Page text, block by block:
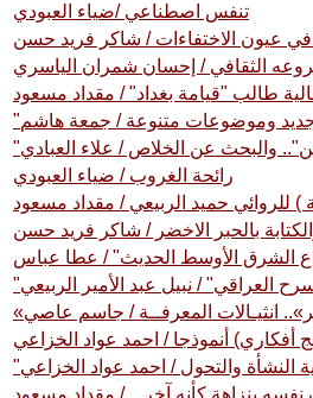
تنفس اصطناعي /ضياء العبودي
في عيون الاختفاءات / شاكر فريد حسن
الثقافي / إحسان شمران الياسري
طالب "قيامة بغداد" / مقداد مسعود
جديد وموضوعات متنوعة / جمعة هاشم
والبحث عن الخلاص / علاء العبادي
رائحة الغروب / ضياء العبودي
) للروائي حميد الربيعي / مقداد مسعود
بالحبر الاخضر / شاكر فريد حسن
الشرق الأوسط الحديث" / عطا عباس
العراقي" / نبيل عبد الأمير الربيعي
انثيـالات المعرفــة / جاسم عاصي
أفكاري) أنموذجا / احمد عواد الخزاعي
النشأة والتحول / احمد عواد الخزاعي